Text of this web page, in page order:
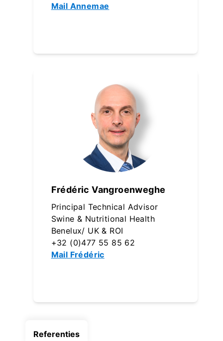
Mail Annemae
Frédéric Vangroenweghe
Principal Technical Advisor
Swine & Nutritional Health
Benelux/ UK & ROI
+32 (0)477 55 85 62
Mail Frédéric
Referenties